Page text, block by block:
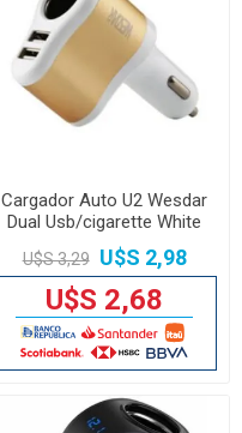
Cargador Auto U2 Wesdar
Dual Usb/cigarette White
U$S 3,29 U$S 2,98
U$S 2,68